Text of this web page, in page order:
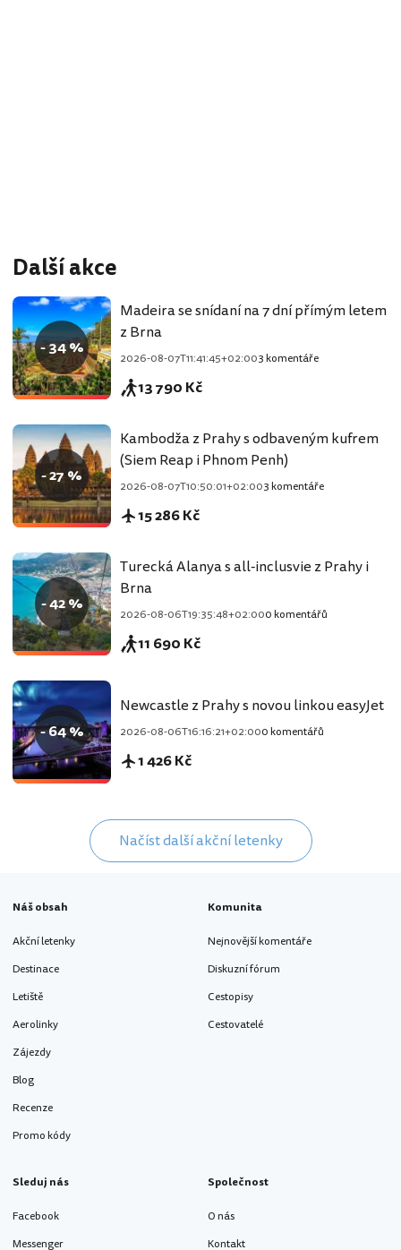
Další akce
- 34 %
Madeira se snídaní na 7 dní přímým letem
z Brna
2026-08-07T11:41:45+02:003 komentáře
13 790 Kč
- 27 %
Kambodža z Prahy s odbaveným kufrem
(Siem Reap i Phnom Penh)
2026-08-07T10:50:01+02:003 komentáře
15 286 Kč
- 42 %
Turecká Alanya s all-inclusvie z Prahy i
Brna
2026-08-06T19:35:48+02:000 komentářů
11 690 Kč
- 64 %
Newcastle z Prahy s novou linkou easyJet
2026-08-06T16:16:21+02:000 komentářů
1 426 Kč
Načíst další akční letenky
Náš obsah
Akční letenky
Destinace
Letiště
Aerolinky
Zájezdy
Blog
Recenze
Promo kódy
Komunita
Nejnovější komentáře
Diskuzní fórum
Cestopisy
Cestovatelé
Sleduj nás
Facebook
Messenger
Společnost
O nás
Kontakt